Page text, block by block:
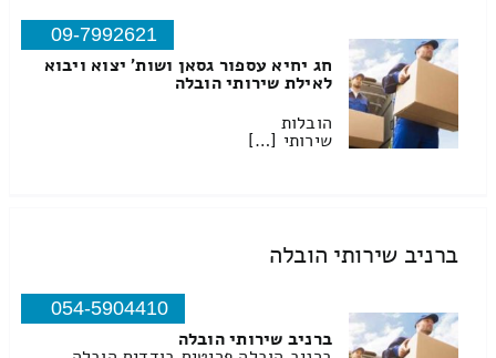
09-7992621
חג יחיא עספור גסאן ושות' יצוא ויבוא
לאילת שירותי הובלה
הובלות
שירותי […]
ברניב שירותי הובלה
054-5904410
ברניב שירותי הובלה